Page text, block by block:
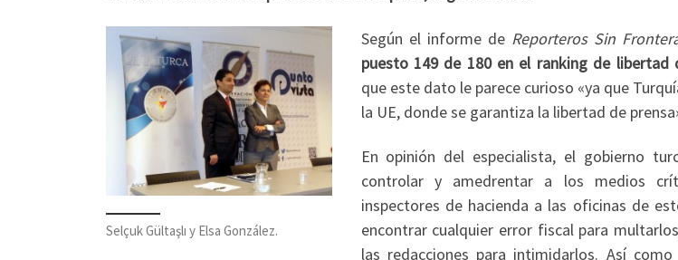
Selçuk Gültaşlı y Elsa González.
Según el informe de Reporteros Sin
puesto 149 de 180 en el ranking de libertad
que este dato le parece curioso «ya que
la UE, donde se garantiza la libertad de
En opinión del especialista, el gobierno
controlar y amedrentar a los medios
inspectores de hacienda a las oficinas de
encontrar cualquier error fiscal para
las redacciones para intimidarlos. Así